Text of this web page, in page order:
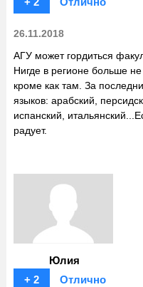
26.11.2018
АГУ может гордиться
Нигде в регионе больше не
кроме как там. За
языков: арабский,
испанский,
радует.
Юлия
+ 2
Отлично